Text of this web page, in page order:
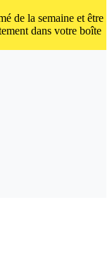
de la semaine et être
dans votre boîte